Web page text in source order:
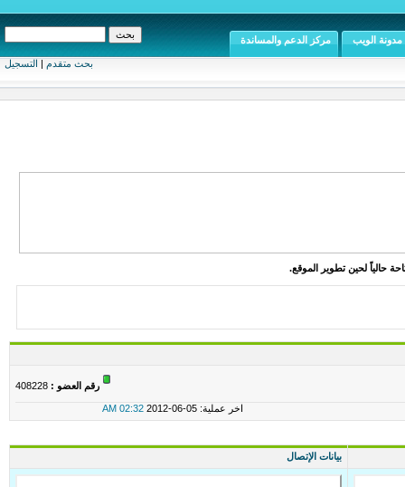
بحث متقدم | التسجيل
مدونة الويب مركز الدعم والمساندة
حالياً لحين تطوير الموقع.
رقم العضو :
اخر عملية: 05-06-2012 02:32 AM
بيانات الإتصال